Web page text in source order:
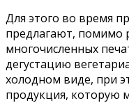
Для этого во время
предлагают, помимо
многочисленных
дегустацию
холодном виде, при
продукция, которую